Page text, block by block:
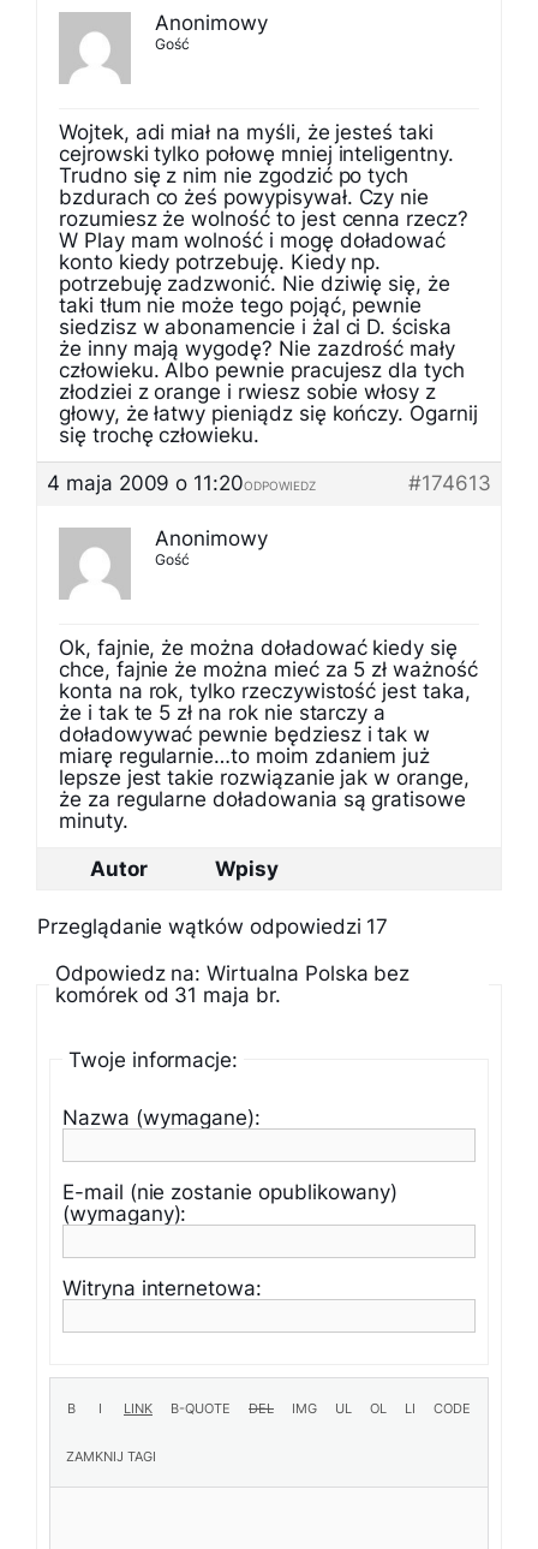
Anonimowy
Gość
Wojtek, adi miał na myśli, że jesteś taki
cejrowski tylko połowę mniej inteligentny.
Trudno się z nim nie zgodzić po tych
bzdurach co żeś powypisywał. Czy nie
rozumiesz że wolność to jest cenna rzecz?
W Play mam wolność i mogę doładować
konto kiedy potrzebuję. Kiedy np.
potrzebuję zadzwonić. Nie dziwię się, że
taki tłum nie może tego pojąć, pewnie
siedzisz w abonamencie i żal ci D. ściska
że inny mają wygodę? Nie zazdrość mały
człowieku. Albo pewnie pracujesz dla tych
złodziei z orange i rwiesz sobie włosy z
głowy, że łatwy pieniądz się kończy. Ogarnij
się trochę człowieku.
4 maja 2009 o 11:20
#174613
ODPOWIEDZ
Anonimowy
Gość
Ok, fajnie, że można doładować kiedy się
chce, fajnie że można mieć za 5 zł ważność
konta na rok, tylko rzeczywistość jest taka,
że i tak te 5 zł na rok nie starczy a
doładowywać pewnie będziesz i tak w
miarę regularnie…to moim zdaniem już
lepsze jest takie rozwiązanie jak w orange,
że za regularne doładowania są gratisowe
minuty.
Autor
Wpisy
Przeglądanie wątków odpowiedzi 17
Odpowiedz na: Wirtualna Polska bez
komórek od 31 maja br.
Twoje informacje:
Nazwa (wymagane):
E-mail (nie zostanie opublikowany)
(wymagany):
Witryna internetowa: